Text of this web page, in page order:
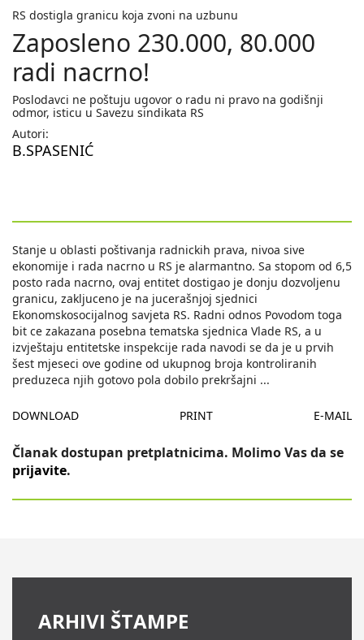
RS dostigla granicu koja zvoni na uzbunu
Zaposleno 230.000, 80.000
radi nacrno!
Poslodavci ne poštuju ugovor o radu ni pravo na godišnji
odmor, isticu u Savezu sindikata RS
Autori:
B.SPASENIĆ
Stanje u oblasti poštivanja radnickih prava, nivoa sive
ekonomije i rada nacrno u RS je alarmantno. Sa stopom od 6,5
posto rada nacrno, ovaj entitet dostigao je donju dozvoljenu
granicu, zakljuceno je na jucerašnjoj sjednici
Ekonomskosocijalnog savjeta RS. Radni odnos Povodom toga
bit ce zakazana posebna tematska sjednica Vlade RS, a u
izvještaju entitetske inspekcije rada navodi se da je u prvih
šest mjeseci ove godine od ukupnog broja kontroliranih
preduzeca njih gotovo pola dobilo prekršajni ...
DOWNLOAD PRINT E-MAIL
Članak dostupan pretplatnicima. Molimo Vas da se
prijavite.
ARHIVI ŠTAMPE